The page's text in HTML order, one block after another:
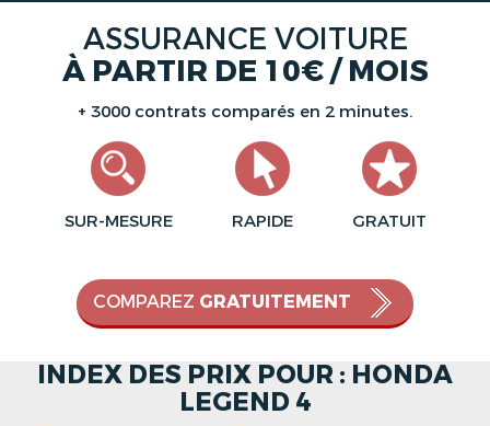
ASSURANCE VOITURE
À PARTIR DE 10€ / MOIS
+ 3000 contrats comparés en 2 minutes.
SUR-MESURE RAPIDE GRATUIT
COMPAREZ GRATUITEMENT
INDEX DES PRIX POUR : HONDA
LEGEND 4